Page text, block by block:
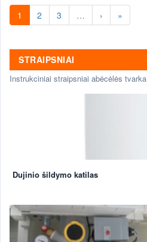
sistemos.
1 2 3 … › »
STRAIPSNIAI
Instrukciniai straipsniai abėcėlės tvarka
Dujinio šildymo katilas